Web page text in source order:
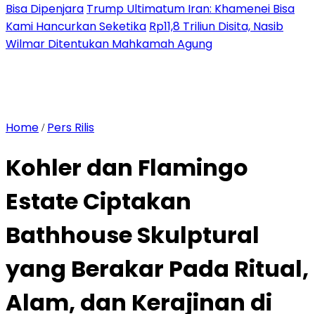
Bisa Dipenjara Trump Ultimatum Iran: Khamenei Bisa
Kami Hancurkan Seketika Rp11,8 Triliun Disita, Nasib
Wilmar Ditentukan Mahkamah Agung
Home / Pers Rilis
Kohler dan Flamingo
Estate Ciptakan
Bathhouse Skulptural
yang Berakar Pada Ritual,
Alam, dan Kerajinan di